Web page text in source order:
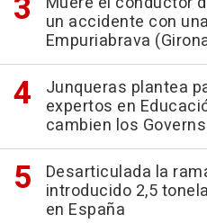
un accidente con
Empuriabrava
Junqueras plantea
expertos en
cambien los Governs
Desarticulada la
introducido 2,5
en España